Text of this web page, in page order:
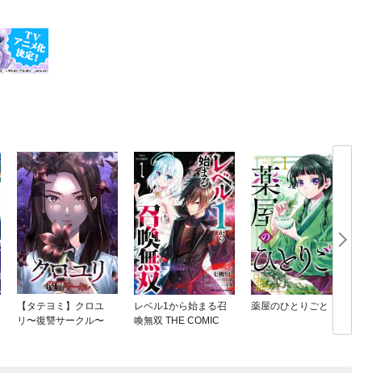
【タテヨミ】クロユ
リ〜復讐サークル〜
レベル1から始まる召
喚無双 THE COMIC
薬屋のひとりごと